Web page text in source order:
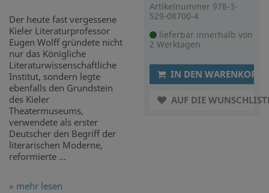
Der heute fast vergessene
Kieler Literaturprofessor
Eugen Wolff gründete nicht
nur das Königliche
Literaturwissenschaftliche
Institut, sondern legte
ebenfalls den Grundstein
des Kieler
Theatermuseums,
verwendete als erster
Deutscher den Begriff der
literarischen Moderne,
reformierte ...
» mehr lesen
Artikelnummer 978-3-
529-08700-4
lieferbar innerhalb von
2 Werktagen
IN DEN WARENKORB
AUF DIE